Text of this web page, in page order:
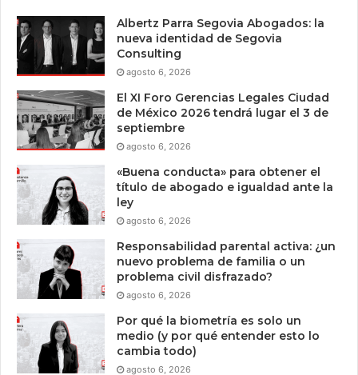
Albertz Parra Segovia Abogados: la
nueva identidad de Segovia
Consulting
agosto 6, 2026
El XI Foro Gerencias Legales Ciudad
de México 2026 tendrá lugar el 3 de
septiembre
agosto 6, 2026
«Buena conducta» para obtener el
título de abogado e igualdad ante la
ley
agosto 6, 2026
Responsabilidad parental activa: ¿un
nuevo problema de familia o un
problema civil disfrazado?
agosto 6, 2026
Por qué la biometría es solo un
medio (y por qué entender esto lo
cambia todo)
agosto 6, 2026